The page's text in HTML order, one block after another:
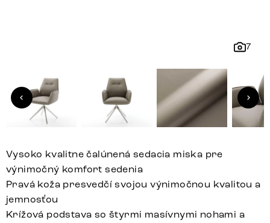
7
Vysoko kvalitne čalúnená sedacia miska pre
výnimočný komfort sedenia
Pravá koža presvedčí svojou výnimočnou kvalitou a
jemnosťou
Krížová podstava so štyrmi masívnymi nohami a